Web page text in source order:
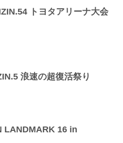
トヨタアリーナ大会
浪速の超復活祭り
LANDMARK 16 in